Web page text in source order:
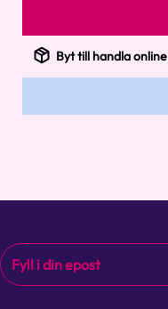
Byt till handla online